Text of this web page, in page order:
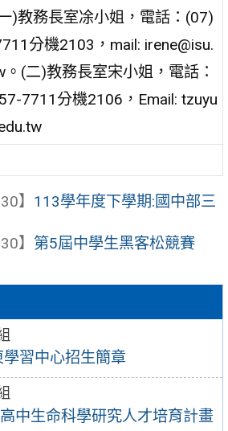
習中心招生簡章
中生命科學研究人才培育計畫
)教務長室凃小姐，電話：(07)
分機2103，mail: irene@isu.
。(二)教務長室宋小姐，電話：
7711分機2106，Email: tzuyu
】 113學年度下學期:國中部三
】 第5屆中學生黑客松競賽